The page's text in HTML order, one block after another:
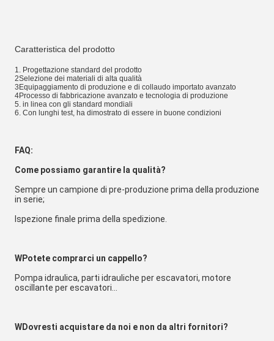
Caratteristica del prodotto
1. Progettazione standard del prodotto
2Selezione dei materiali di alta qualità
3Equipaggiamento di produzione e di collaudo importato avanzato
4Processo di fabbricazione avanzato e tecnologia di produzione
5. in linea con gli standard mondiali
6. Con lunghi test, ha dimostrato di essere in buone condizioni
FAQ:
Come possiamo garantire la qualità?
Sempre un campione di pre-produzione prima della produzione
in serie;
Ispezione finale prima della spedizione.
WPotete comprarci un cappello?
Pompa idraulica, parti idrauliche per escavatori, motore
oscillante per escavatori...
WDovresti acquistare da noi e non da altri fornitori?